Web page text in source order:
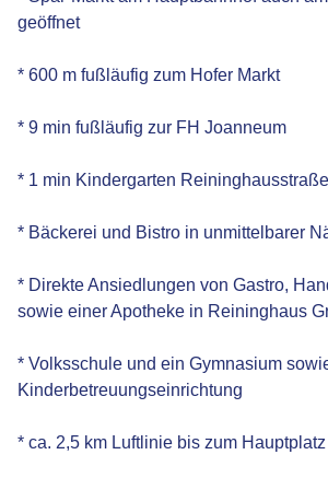
geöffnet
* 600 m fußläufig zum Hofer Markt
* 9 min fußläufig zur FH Joanneum
* 1 min Kindergarten Reininghausstraße
* Bäckerei und Bistro in unmittelbarer
* Direkte Ansiedlungen von Gastro,
sowie einer Apotheke in Reininghaus
* Volksschule und ein Gymnasium
Kinderbetreuungseinrichtung
* ca. 2,5 km Luftlinie bis zum Hauptplatz